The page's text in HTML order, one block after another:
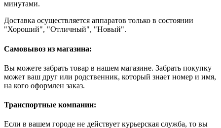
минутами.
Доставка осуществляется аппаратов только в состоянии
"Хороший", "Отличный", "Новый".
Самовывоз из магазина:
Вы можете забрать товар в нашем магазине. Забрать покупку
может ваш друг или родственник, который знает номер и имя,
на кого оформлен заказ.
Транспортные компании:
Если в вашем городе не действует курьерская служба, то вы